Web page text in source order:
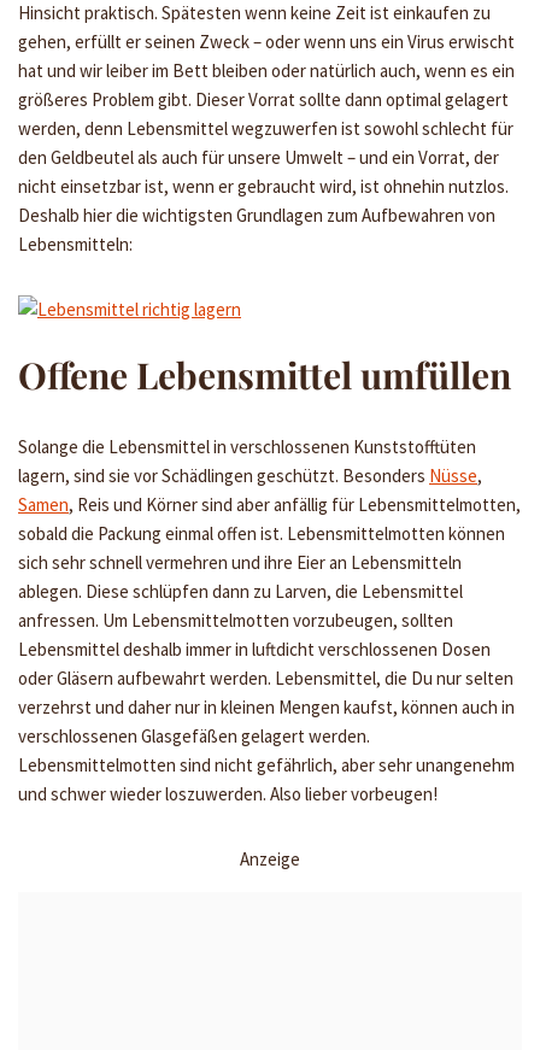
Hinsicht praktisch. Spätesten wenn keine Zeit ist einkaufen zu
gehen, erfüllt er seinen Zweck – oder wenn uns ein Virus erwischt
hat und wir leiber im Bett bleiben oder natürlich auch, wenn es ein
größeres Problem gibt. Dieser Vorrat sollte dann optimal gelagert
werden, denn Lebensmittel wegzuwerfen ist sowohl schlecht für
den Geldbeutel als auch für unsere Umwelt – und ein Vorrat, der
nicht einsetzbar ist, wenn er gebraucht wird, ist ohnehin nutzlos.
Deshalb hier die wichtigsten Grundlagen zum Aufbewahren von
Lebensmitteln:
Offene Lebensmittel umfüllen
Solange die Lebensmittel in verschlossenen Kunststofftüten
lagern, sind sie vor Schädlingen geschützt. Besonders Nüsse,
Samen, Reis und Körner sind aber anfällig für Lebensmittelmotten,
sobald die Packung einmal offen ist. Lebensmittelmotten können
sich sehr schnell vermehren und ihre Eier an Lebensmitteln
ablegen. Diese schlüpfen dann zu Larven, die Lebensmittel
anfressen. Um Lebensmittelmotten vorzubeugen, sollten
Lebensmittel deshalb immer in luftdicht verschlossenen Dosen
oder Gläsern aufbewahrt werden. Lebensmittel, die Du nur selten
verzehrst und daher nur in kleinen Mengen kaufst, können auch in
verschlossenen Glasgefäßen gelagert werden.
Lebensmittelmotten sind nicht gefährlich, aber sehr unangenehm
und schwer wieder loszuwerden. Also lieber vorbeugen!
Anzeige